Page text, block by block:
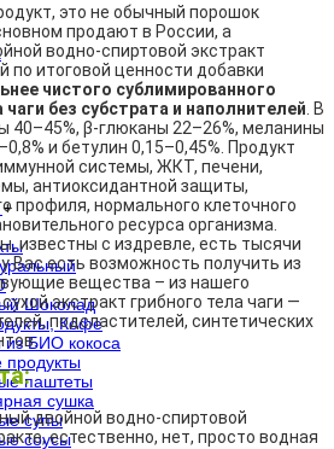
+
Шоколад
Кофе
БИО кокоса
паштеты
сушка
супы
соусы
это не обычный порошок
продают в России, а
водно-спиртовой экстракт
по итоговой ценности добавки
чистого сублимированного
без субстрата и наполнителей . В
40–45%, β-глюканы 22–26%, меланины
и бетулин 0,15–0,45%. Продукт
системы, ЖКТ, печени,
антиоксидантной защиты,
профиля, нормального клеточного
ресурса организма.
известны с издревле, есть тысячи
Вас есть возможность получить из
вещества – из нашего
экстракт грибного тела чаги —
подсластителей, синтетических
двойной водно-спиртовой
естественно, нет, просто водная